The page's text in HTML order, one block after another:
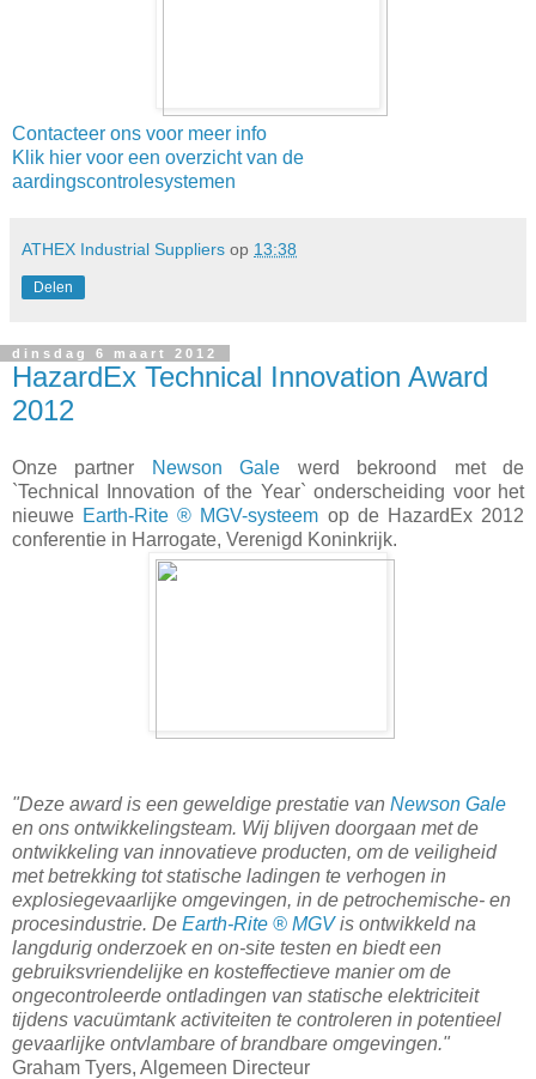
Contacteer ons voor meer info
Klik hier voor een overzicht van de
aardingscontrolesystemen
ATHEX Industrial Suppliers op 13:38
Delen
dinsdag 6 maart 2012
HazardEx Technical Innovation Award
2012
Onze partner Newson Gale werd bekroond met de
`Technical Innovation of the Year` onderscheiding voor het
nieuwe Earth-Rite ® MGV-systeem op de HazardEx 2012
conferentie in Harrogate, Verenigd Koninkrijk.
"Deze award is een geweldige prestatie van Newson Gale
en ons ontwikkelingsteam. Wij blijven doorgaan met de
ontwikkeling van innovatieve producten, om de veiligheid
met betrekking tot statische ladingen te verhogen in
explosiegevaarlijke omgevingen, in de petrochemische- en
procesindustrie. De Earth-Rite ® MGVis ontwikkeld na
langdurig onderzoek en on-site testen en biedt een
gebruiksvriendelijke en kosteffectieve manier om de
ongecontroleerde ontladingen van statische elektriciteit
tijdens vacuümtank activiteiten te controleren in potentieel
gevaarlijke ontvlambare of brandbare omgevingen."
Graham Tyers, Algemeen Directeur